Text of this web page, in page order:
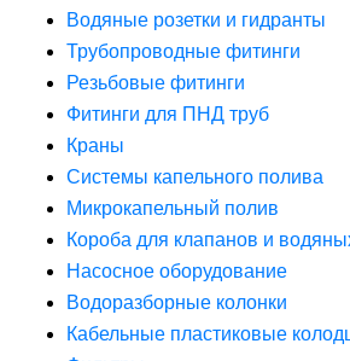
Водяные розетки и гидранты
Трубопроводные фитинги
Резьбовые фитинги
Фитинги для ПНД труб
Краны
Системы капельного полива
Микрокапельный полив
Короба для клапанов и
Насосное оборудование
Водоразборные колонки
Кабельные пластиковые